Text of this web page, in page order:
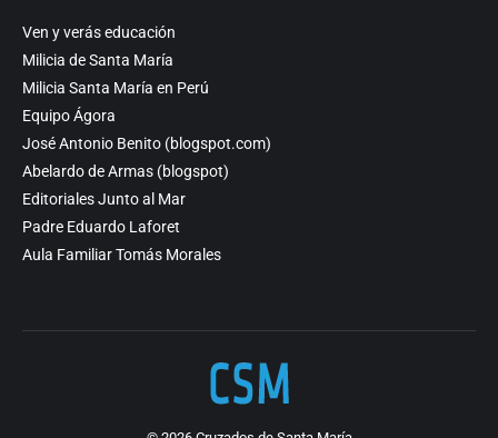
Ven y verás educación
Milicia de Santa María
Milicia Santa María en Perú
Equipo Ágora
José Antonio Benito (blogspot.com)
Abelardo de Armas (blogspot)
Editoriales Junto al Mar
Padre Eduardo Laforet
Aula Familiar Tomás Morales